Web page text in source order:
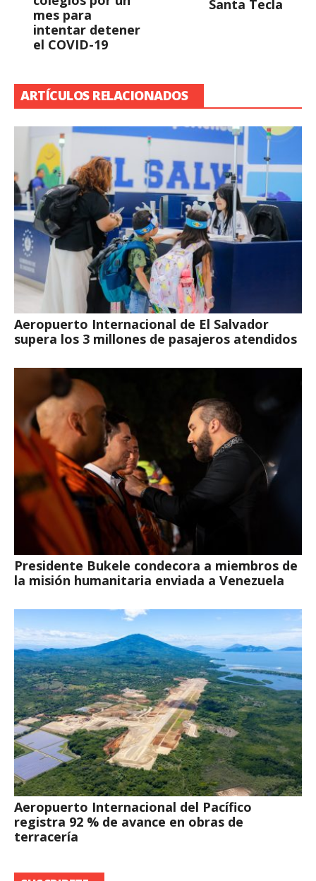
mes para
intentar detener
el COVID-19
Santa Tecla
ARTÍCULOS RELACIONADOS
Aeropuerto Internacional de El Salvador
supera los 3 millones de pasajeros atendidos
Presidente Bukele condecora a miembros de
la misión humanitaria enviada a Venezuela
Aeropuerto Internacional del Pacífico
registra 92 % de avance en obras de
terracería